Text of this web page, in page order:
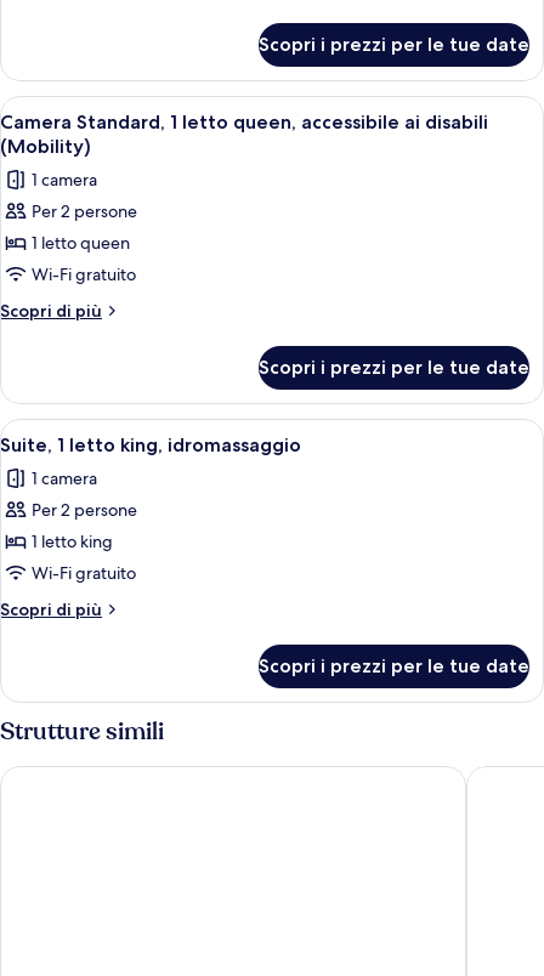
Standard
Scopri i prezzi per le tue date
Apri
tutte
le
foto
per
Camera
Standard,
1
accessibile
ai
disabili
(Mobility)
Camera d'albergo con un letto, una
2
Camera Standard, 1 letto queen, accessibile ai disabili
(Mobility)
1 camera
Per 2 persone
1 letto queen
Wi-Fi gratuito
Scopri di più
Altri
Standard,
letto
accessibile
ai
(Mobility)
Scopri i prezzi per le tue date
Apri
tutte
le
foto
per
Suite,
1
letto
idromassaggio
Una camera d'albergo moderna
3
Suite, 1 letto king, idromassaggio
1 camera
Per 2 persone
1 letto king
Wi-Fi gratuito
Scopri di più
Altri
1
letto
king,
idromassaggio
Scopri i prezzi per le tue date
Strutture simili
Divya Sutra Plaza and Conference Centre Calgary Airport